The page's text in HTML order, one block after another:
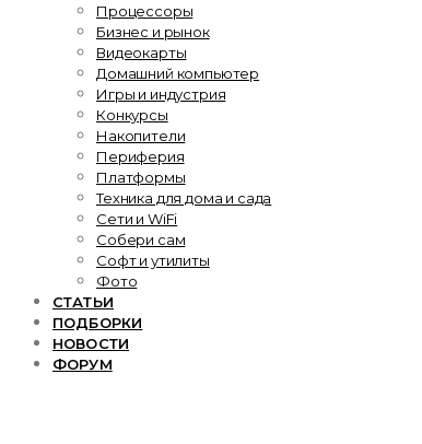
Процессоры
Бизнес и рынок
Видеокарты
Домашний компьютер
Игры и индустрия
Конкурсы
Накопители
Периферия
Платформы
Техника для дома и сада
Сети и WiFi
Собери сам
Софт и утилиты
Фото
СТАТЬИ
ПОДБОРКИ
НОВОСТИ
ФОРУМ